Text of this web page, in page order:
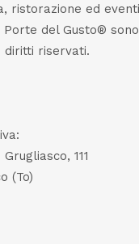
ristorazione ed
del Gusto®
diritti riservati.
111
(To)